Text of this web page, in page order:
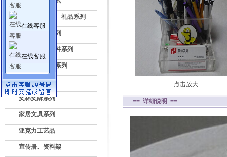
压克力纪念品、礼品系列
标牌授权牌系列
亚克力灯饰配件系列
数码电子展示系列
广告灯箱系列
奖杯奖牌系列
家居文具系列
亚克力工艺品
宣传册、资料架
点击放大
== 详细说明 ==
在线客服
在线客服